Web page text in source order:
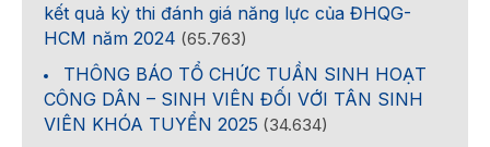
kết quả kỳ thi đánh giá năng lực của ĐHQG-
HCM năm 2024 (65.763)
THÔNG BÁO TỔ CHỨC TUẦN SINH HOẠT
CÔNG DÂN – SINH VIÊN ĐỐI VỚI TÂN SINH
VIÊN KHÓA TUYỂN 2025 (34.634)